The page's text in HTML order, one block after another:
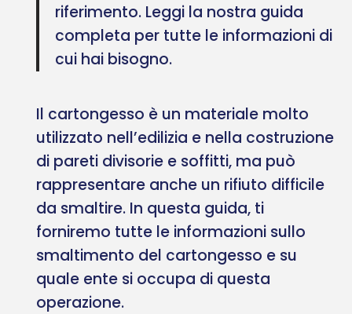
riferimento. Leggi la nostra guida
completa per tutte le informazioni di
cui hai bisogno.
Il cartongesso è un materiale molto
utilizzato nell’edilizia e nella costruzione
di pareti divisorie e soffitti, ma può
rappresentare anche un rifiuto difficile
da smaltire. In questa guida, ti
forniremo tutte le informazioni sullo
smaltimento del cartongesso e su
quale ente si occupa di questa
operazione.